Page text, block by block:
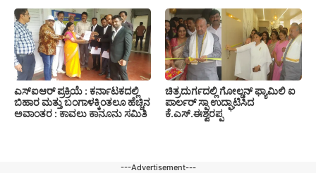
ಎಸ್‍ಐಆರ್ ಪ್ರಕ್ರಿಯೆ : ಕರ್ನಾಟಕದಲ್ಲಿ
ಬಿಹಾರ ಮತ್ತು ಬಂಗಾಳಕ್ಕಿಂತಲೂ ಹೆಚ್ಚಿನ
ಅವಾಂತರ : ಕಾವಲು ಕಾನೂನು ಸಮಿತಿ
ಚಿತ್ರದುರ್ಗದಲ್ಲಿ ಗೋಲ್ಡನ್ ಫ್ಯಾಮಿಲಿ ಐ
ಪಾರ್ಲರ್ ಸ್ಪಾ ಉದ್ಘಾಟಿಸಿದ
ಕೆ.ಎಸ್.ಈಶ್ವರಪ್ಪ
---Advertisement---